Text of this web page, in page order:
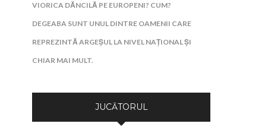
VIORICA DĂNCILĂ PE EUROPENI? CUM?
DEGEABA SUNT UNUL DINTRE OAMENII CARE
REPREZINTĂ ARGEȘUL LA NIVEL NAȚIONAL ȘI
CHIAR MAI MULT.
JUCĂTORUL